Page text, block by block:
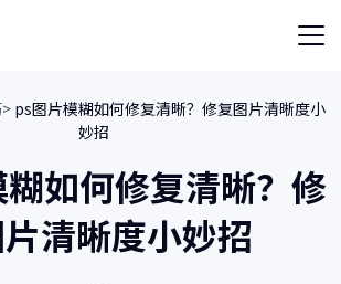
ps图片模糊如何修复清晰？修复图片清晰度小
妙招
如何修复清晰？修
清晰度小妙招